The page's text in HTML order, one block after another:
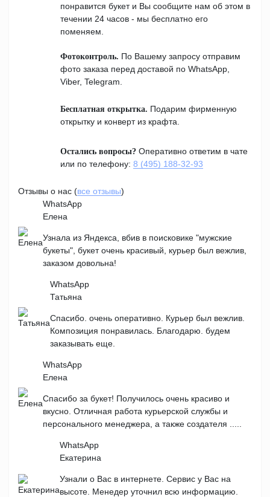
понравится букет и Вы сообщите нам об этом в
течении 24 часов - мы бесплатно его
поменяем.
Фотоконтроль. По Вашему запросу отправим
фото заказа перед доставой по WhatsApp,
Viber, Telegram.
Бесплатная открытка. Подарим фирменную
открытку и конверт из крафта.
Остались вопросы? Оперативно ответим в чате
или по телефону: 8 (495) 188-32-93
Отзывы о нас (все отзывы)
WhatsApp
Елена
Узнала из Яндекса, вбив в поисковике "мужские
букеты", букет очень красивый, курьер был вежлив,
заказом довольна!
WhatsApp
Татьяна
Спасибо. очень оперативно. Курьер был вежлив.
Композиция понравилась. Благодарю. будем
заказывать еще.
WhatsApp
Елена
Спасибо за букет! Получилось очень красиво и
вкусно. Отличная работа курьерской службы и
персонального менеджера, а также создателя .....
WhatsApp
Екатерина
Узнали о Вас в интернете. Сервис у Вас на
высоте. Менедер уточнил всю информацию.